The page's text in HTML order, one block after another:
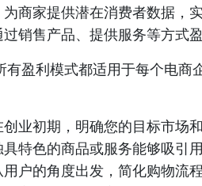
为商家提供潜在消费者数据，
过销售产品、提供服务等方式盈
有盈利模式都适用于每个电商
创业初期，明确您的目标市场
具特色的商品或服务能够吸引
户的角度出发，简化购物流